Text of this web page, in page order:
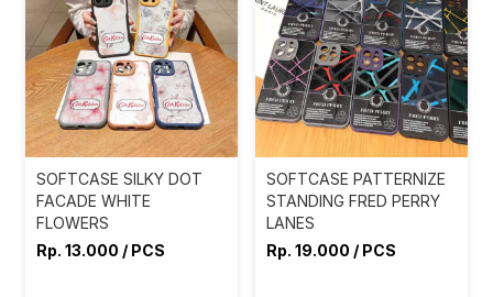
SOFTCASE SILKY DOT
FACADE WHITE
FLOWERS
Rp. 13.000 / PCS
SOFTCASE PATTERNIZE
STANDING FRED PERRY
LANES
Rp. 19.000 / PCS